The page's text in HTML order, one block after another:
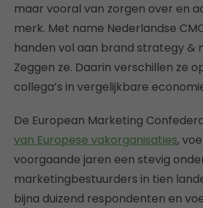
maar vooral van zorgen over en
merk. Met name Nederlandse
handen vol aan brand strategy &
Zeggen ze. Daarin verschillen ze
collega’s in vergelijkbare
De European Marketing
van Europese vakorganisaties,
voorgaande jaren een stevig
marketingbestuurders in tien
bijna duizend respondenten en